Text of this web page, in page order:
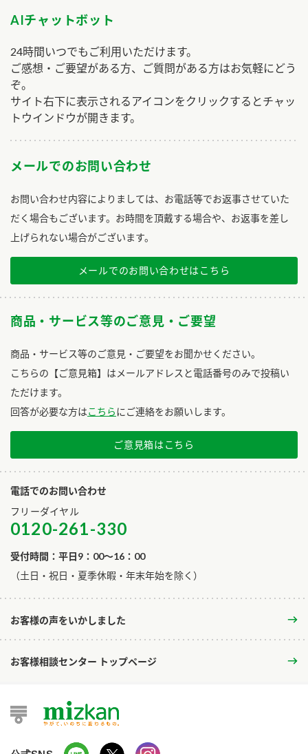
AIチャットボット
24時間いつでもご利用いただけます。
ご感想・ご要望がある方、ご質問がある方はお気軽にどう
ぞ。
サイト右下に表示されるアイコンをクリックするとチャッ
トウインドウが開きます。
メールでのお問い合わせ
お問い合わせ内容によりましては、お電話等でお返事させていた
だく場合もございます。お時間を頂戴する場合や、お返事を差し
上げられない場合がございます。
メールでのお問い合わせはこちら
商品・サービス等のご意見・ご要望
商品・サービス等のご意見・ご要望をお聞かせください。
こちらの【ご意見箱】はメールアドレスと電話番号のみで投稿い
ただけます。
回答が必要な方はこちらにご連絡をお願いします。
ご意見箱はこちら
電話でのお問い合わせ
フリーダイヤル
0120-261-330
受付時間：平日9：00～16：00
​（土日・祝日・夏季休暇・年末年始を除く）
お客様の声をいかしました
お客様相談センター トップページ